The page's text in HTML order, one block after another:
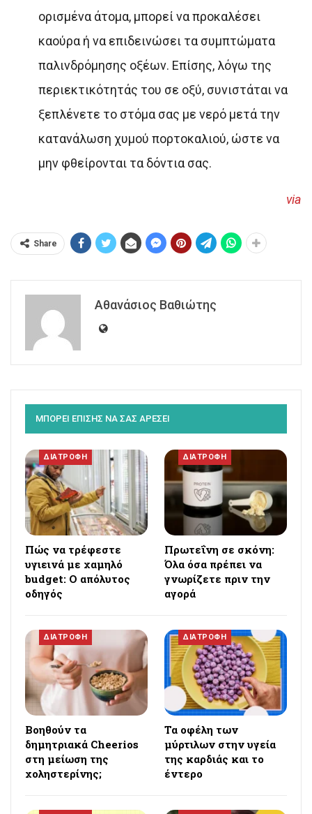
ορισμένα άτομα, μπορεί να προκαλέσει
καούρα ή να επιδεινώσει τα συμπτώματα
παλινδρόμησης οξέων. Επίσης, λόγω της
περιεκτικότητάς του σε οξύ, συνιστάται να
ξεπλένετε το στόμα σας με νερό μετά την
κατανάλωση χυμού πορτοκαλιού, ώστε να
μην φθείρονται τα δόντια σας.
via
Share
Αθανάσιος Βαθιώτης
ΜΠΟΡΕΙ ΕΠΙΣΗΣ ΝΑ ΣΑΣ ΑΡΕΣΕΙ
ΔΙΑΤΡΟΦΗ
Πώς να τρέφεστε
υγιεινά με χαμηλό
budget: Ο απόλυτος
οδηγός
ΔΙΑΤΡΟΦΗ
Πρωτεΐνη σε σκόνη:
Όλα όσα πρέπει να
γνωρίζετε πριν την
αγορά
ΔΙΑΤΡΟΦΗ
Βοηθούν τα
δημητριακά Cheerios
στη μείωση της
χοληστερίνης;
ΔΙΑΤΡΟΦΗ
Τα οφέλη των
μύρτιλων στην υγεία
της καρδιάς και το
έντερο